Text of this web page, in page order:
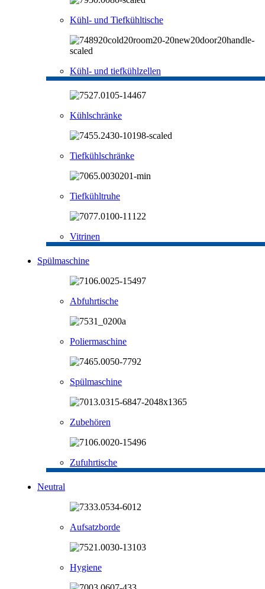
Kühl- und Tiefkühltische
Kühl- und tiefkühlzellen
Kühlschränke
Tiefkühlschränke
Tiefkühltruhe
Vitrinen
Spülmaschine
Abfuhrtische
Poliermaschine
Spülmaschine
Zubehören
Zufuhrtische
Neutral
Aufsatzborde
Hygiene